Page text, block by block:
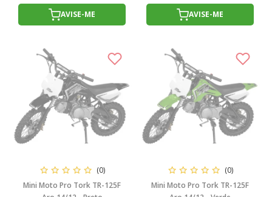
AVISE-ME
AVISE-ME
(0)
Mini Moto Pro Tork TR-125F
(0)
Mini Moto Pro Tork TR-125F